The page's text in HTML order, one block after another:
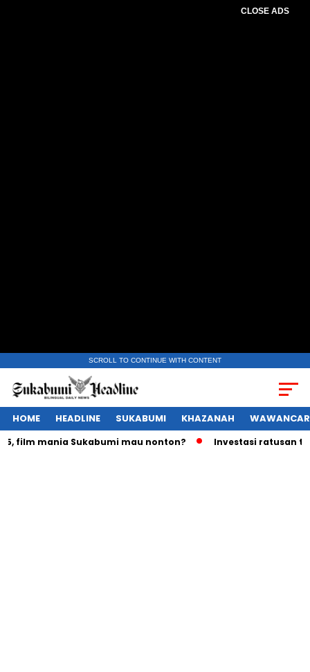
CLOSE ADS
SCROLL TO CONTINUE WITH CONTENT
HOME HEADLINE SUKABUMI KHAZANAH
mania Sukabumi mau nonton? Investasi ratusan triliun